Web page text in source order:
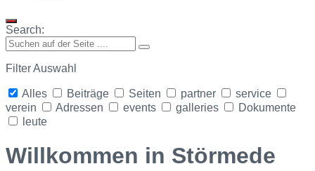
Search:
Filter Auswahl
Alles Beiträge Seiten partner
service
verein
Adressen events galleries
Dokumente
leute
Willkommen in Störmede